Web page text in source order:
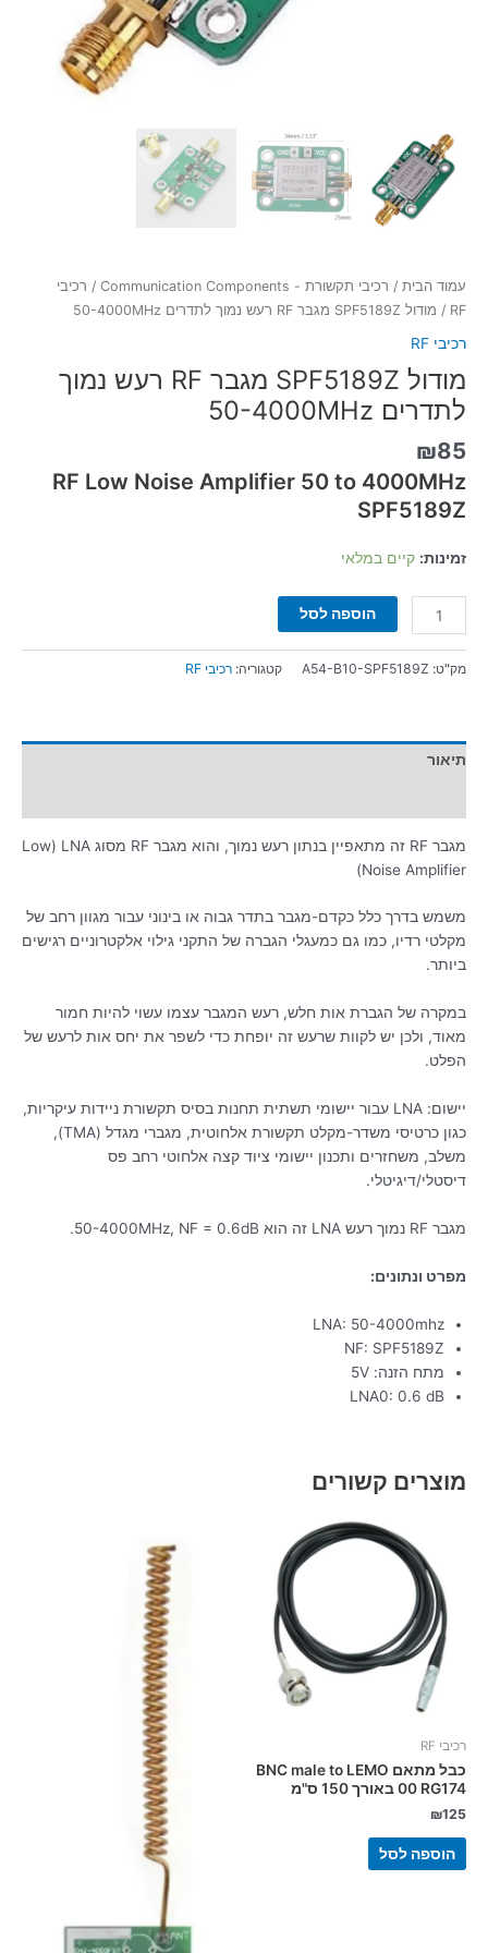
עמוד הבית / רכיבי תקשורת - Communication Components / רכיבי
RF / מודול SPF5189Z מגבר RF רעש נמוך לתדרים 50-4000MHz
רכיבי RF
מודול SPF5189Z מגבר RF רעש נמוך
לתדרים 50-4000MHz
₪85
RF Low Noise Amplifier 50 to 4000MHz
SPF5189Z
זמינות: קיים במלאי
הוספה לסל
מק"ט: A54-B10-SPF5189Z קטגוריה: רכיבי RF
תיאור
מגבר RF זה מתאפיין בנתון רעש נמוך, והוא מגבר RF מסוג LNA (
Low
Noise Amplifier)
משמש בדרך כלל כקדם-מגבר בתדר גבוה או בינוני עבור מגוון רחב של
מקלטי רדיו, כמו גם כמעגלי הגברה של התקני גילוי אלקטרוניים רגישים
ביותר.
במקרה של הגברת אות חלש, רעש המגבר עצמו עשוי להיות חמור
מאוד, ולכן יש לקוות שרעש זה יופחת כדי לשפר את יחס אות לרעש של
הפלט.
יישום: LNA עבור יישומי תשתית תחנות בסיס תקשורת ניידות עיקריות,
כגון כרטיסי משדר-מקלט תקשורת אלחוטית, מגברי מגדל (TMA),
משלב, משחזרים ותכנון יישומי ציוד קצה אלחוטי רחב פס
דיסטלי/דיגיטלי.
מגבר RF נמוך רעש LNA זה הוא 50-4000MHz, NF = 0.6dB.
מפרט ונתונים:
LNA: 50-4000mhz
NF: SPF5189Z
מתח הזנה: 5V
LNA0: 0.6 dB
מוצרים קשורים
רכיבי RF
כבל מתאם BNC male to LEMO
00 RG174 באורך 150 ס"מ
₪125
הוספה לסל